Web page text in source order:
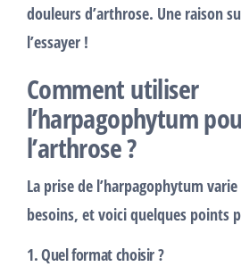
douleurs d’arthrose. Une raison
l’essayer !
Comment utiliser
l’harpagophytum
l’arthrose ?
La prise de l’harpagophytum
besoins, et voici quelques points
1.Quel format choisir ?